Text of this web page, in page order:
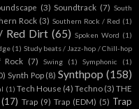
(3) Soundtrack (7) South
Rock (3) Southern Rock / Red (1)
Red Dirt (65) Spoken Word (1)
(1) Study beats / Jazz-hop / Chill-hop
Rock (7) Swing (1) Symphonic (1)
Synth Pop (8) Synthpop (158)
(1) Tech House (4) Techno (3) THE
(17) Trap (9) Trap (EDM) (5) Trap